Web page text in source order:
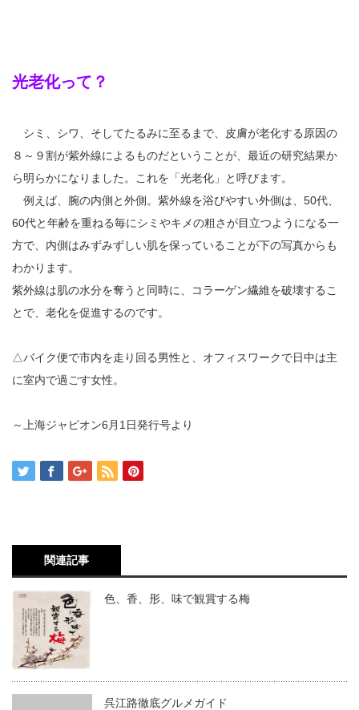
光老化って？
シミ、シワ、そしてたるみに至るまで、皮膚が老化する原因の
８～９割が紫外線によるものだということが、最近の研究結果か
ら明らかになりました。これを「光老化」と呼びます。
例えば、腕の内側と外側。紫外線を浴びやすい外側は、50代、
60代と年齢を重ねる毎にシミやキメの粗さが目立つようになる一
方で、内側はみずみずしい肌を保っていることが下の写真からも
わかります。
紫外線は肌の水分を奪うと同時に、コラーゲン繊維を破壊するこ
とで、老化を促進するのです。
△バイク便で市内を走り回る男性と、オフィスワークで日中は主
に室内で過ごす女性。
～上海ジャピオン6月1日発行号より
関連記事
色、香、形、味で観賞する梅
呉江路徹底グルメガイド